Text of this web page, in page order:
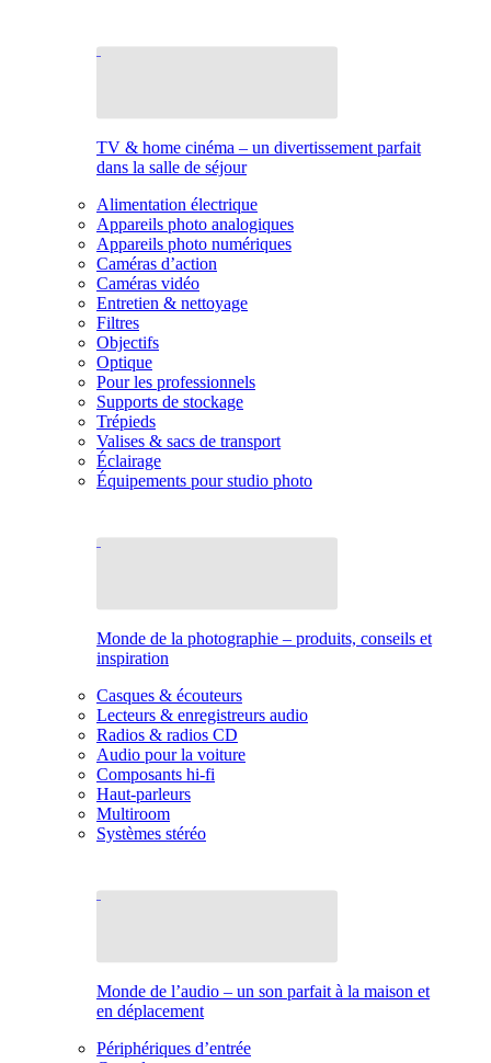
TV & home cinéma – un divertissement parfait
dans la salle de séjour
Alimentation électrique
Appareils photo analogiques
Appareils photo numériques
Caméras d’action
Caméras vidéo
Entretien & nettoyage
Filtres
Objectifs
Optique
Pour les professionnels
Supports de stockage
Trépieds
Valises & sacs de transport
Éclairage
Équipements pour studio photo
Monde de la photographie – produits, conseils et
inspiration
Casques & écouteurs
Lecteurs & enregistreurs audio
Radios & radios CD
Audio pour la voiture
Composants hi-fi
Haut-parleurs
Multiroom
Systèmes stéréo
Monde de l’audio – un son parfait à la maison et
en déplacement
Périphériques d’entrée